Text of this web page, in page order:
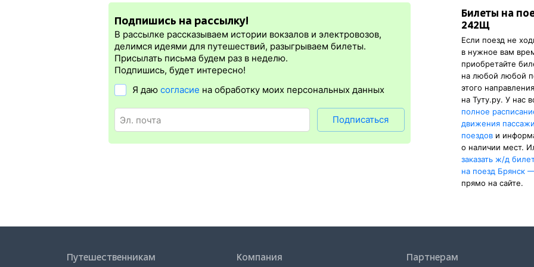
электронная регистрация.
Электронная регистрацияпроизводится Электронная регистрация
— это
которая упрощает жизнь пассажиру. Её бонус в том, что не требуется ехать на вокзал и покупать ж/д билет
бланке.Электронная регистрациядоступна почти для всех заказов, исключение составляют поезда
дорог СНГ. Для посадки в поезд будет нужен оригинал паспорта, указанный в электронном жд билете. А в
отсутствия электронной регистрации еще и распечатка посадочного купона.
Подпишись на рассылку!
В рассылке рассказываем истории вокзалов и электровозов,
делимся идеями для путешествий, разыгрываем билеты.
Присылать письма будем раз в неделю.
Подпишись, будет интересно!
Я даю согласие на обработку моих персональных данных
Подписаться
Билеты на
242Щ
Если поезд не
в нужное вам
приобретайте
на любой любой
этого направления
на Туту.ру. У нас
полное
движения
поездов и
о наличии мест.
заказатьж/д
на поезд Брянск
прямо на сайте.
Путешественникам Компания Партнерам